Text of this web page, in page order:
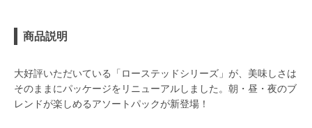
商品説明
大好評いただいている「ローステッドシリーズ」が、美味しさは
そのままにパッケージをリニューアルしました。朝・昼・夜のブ
レンドが楽しめるアソートパックが新登場！